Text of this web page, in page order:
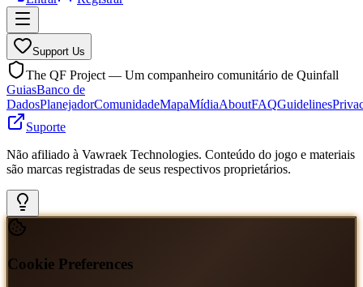
Support Us
The QF Project — Um companheiro comunitário de Quinfall
GuiasBanco de
DadosPlanejadorComunidadeMapaMídiaAboutFAQGuidelines
Suporte
Não afiliado à Vawraek Technologies. Conteúdo do jogo e materiais
são marcas registradas de seus respectivos proprietários.
Cookie Preferences